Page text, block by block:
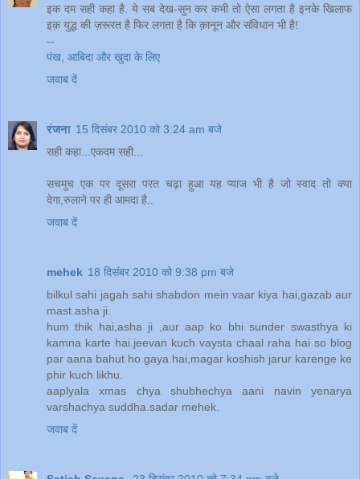
इक दम सही कहा है. ये सब देख-सुन कर कभी तो ऐसा लगता है इनके खिलाफ
इक़ युद्ध की ज़रूरत है फिर लगता है कि क़ानून और संविधान भी है!
--
पंख, आबिदा और खुदा के लिए
जवाब दें
रंजना 15 दिसंबर 2010 को 3:24 am बजे
सही कहा...एकदम सही...
सचमुच एक पर दूसरा परत चढ़ा हुआ यह प्याज भी है जो स्वाद तो क्या
देगा,रुलाने पर ही आमदा है..
जवाब दें
mehek 18 दिसंबर 2010 को 9:38 pm बजे
bilkul sahi jagah sahi shabdon mein vaar kiya hai,gazab aur
mast.asha ji.
hum thik hai,asha ji ,aur aap ko bhi sunder swasthya ki
kamna karte hai.jeevan kuch vaysta chaal raha hai so blog
par aana bahut ho gaya hai,magar koshish jarur karenge ke
phir kuch likhu.
aaplyala xmas chya shubhechya aani navin yenarya
varshachya suddha.sadar mehek.
जवाब दें